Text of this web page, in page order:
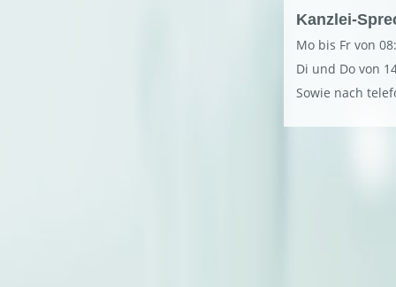
Kanz­lei-
Mo bis Fr von
Di und Do von
Sowie nach